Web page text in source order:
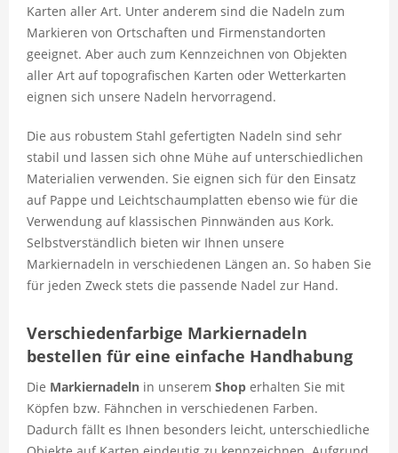
Karten aller Art. Unter anderem sind die Nadeln zum
Markieren von Ortschaften und Firmenstandorten
geeignet. Aber auch zum Kennzeichnen von Objekten
aller Art auf topografischen Karten oder Wetterkarten
eignen sich unsere Nadeln hervorragend.
Die aus robustem Stahl gefertigten Nadeln sind sehr
stabil und lassen sich ohne Mühe auf unterschiedlichen
Materialien verwenden. Sie eignen sich für den Einsatz
auf Pappe und Leichtschaumplatten ebenso wie für die
Verwendung auf klassischen Pinnwänden aus Kork.
Selbstverständlich bieten wir Ihnen unsere
Markiernadeln in verschiedenen Längen an. So haben Sie
für jeden Zweck stets die passende Nadel zur Hand.
Verschiedenfarbige Markiernadeln
bestellen für eine einfache Handhabung
Die Markiernadeln in unserem Shop erhalten Sie mit
Köpfen bzw. Fähnchen in verschiedenen Farben.
Dadurch fällt es Ihnen besonders leicht, unterschiedliche